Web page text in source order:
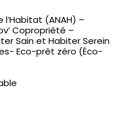
l’Habitat (ANAH) –
Copropriété –
Sain et Habiter Serein
Eco-prêt zéro (Éco-